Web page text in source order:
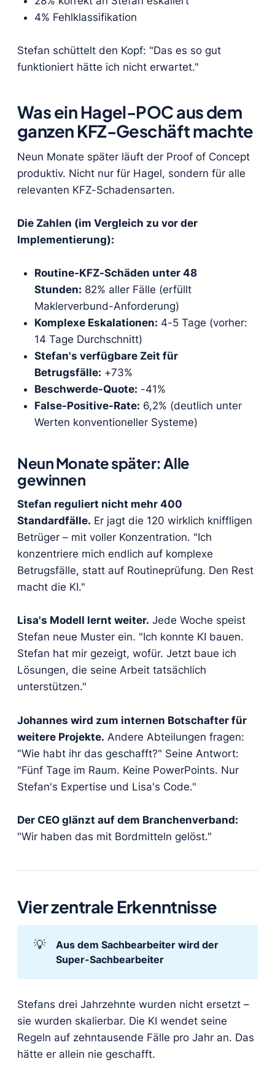
4% Fehlklassifikation
Stefan schüttelt den Kopf: "Das es so gut
funktioniert hätte ich nicht erwartet."
Was ein Hagel-POC aus dem
ganzen KFZ-Geschäft machte
Neun Monate später läuft der Proof of Concept
produktiv. Nicht nur für Hagel, sondern für alle
relevanten KFZ-Schadensarten.
Die Zahlen (im Vergleich zu vor der
Implementierung):
Routine-KFZ-Schäden unter 48
Stunden: 82% aller Fälle (erfüllt
Maklerverbund-Anforderung)
Komplexe Eskalationen: 4-5 Tage (vorher:
14 Tage Durchschnitt)
Stefan's verfügbare Zeit für
Betrugsfälle: +73%
Beschwerde-Quote: -41%
False-Positive-Rate: 6,2% (deutlich unter
Werten konventioneller Systeme)
Neun Monate später: Alle
gewinnen
Stefan reguliert nicht mehr 400
Standardfälle. Er jagt die 120 wirklich kniffligen
Betrüger – mit voller Konzentration. "Ich
konzentriere mich endlich auf komplexe
Betrugsfälle, statt auf Routineprüfung. Den Rest
macht die KI."
Lisa's Modell lernt weiter. Jede Woche speist
Stefan neue Muster ein. "Ich konnte KI bauen.
Stefan hat mir gezeigt, wofür. Jetzt baue ich
Lösungen, die seine Arbeit tatsächlich
unterstützen."
Johannes wird zum internen Botschafter für
weitere Projekte. Andere Abteilungen fragen:
"Wie habt ihr das geschafft?" Seine Antwort:
"Fünf Tage im Raum. Keine PowerPoints. Nur
Stefan's Expertise und Lisa's Code."
Der CEO glänzt auf dem Branchenverband:
"Wir haben das mit Bordmitteln gelöst."
Vier zentrale Erkenntnisse
💡
Aus dem Sachbearbeiter wird der
Super-Sachbearbeiter
Stefans drei Jahrzehnte wurden nicht ersetzt –
sie wurden skalierbar. Die KI wendet seine
Regeln auf zehntausende Fälle pro Jahr an. Das
hätte er allein nie geschafft.